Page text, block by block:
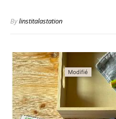
Bylinstitalastation